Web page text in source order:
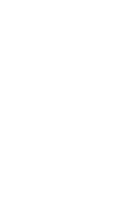
- ISUC